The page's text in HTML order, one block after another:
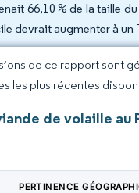
66,10 % de la taille
devrait augmenter à un
de ce rapport sont
les plus récentes
de volaille au
PERTINENCE